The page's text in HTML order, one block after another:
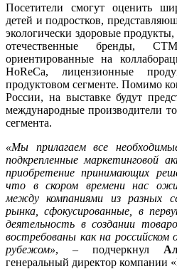
Посетители смогут оценить
детей и подростков,
экологически здоровые
отечественные бренды,
ориентированные на
HoReCa, лицензионные
продуктовом сегменте. Помимо
России, на выставке будут
международные производители
сегмента.
«Мы прилагаем все
подкрепленные маркетинговой
приобретение принимающих
что в скором времени нас
между компаниями из разных
рынка, сфокусированные, в
деятельность в создании
востребованы как на
рубежом», – подчеркнул
генеральный директор